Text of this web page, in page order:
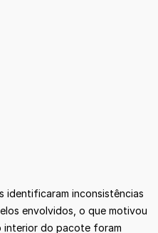
identificaram inconsistências
envolvidos, o que motivou
interior do pacote foram